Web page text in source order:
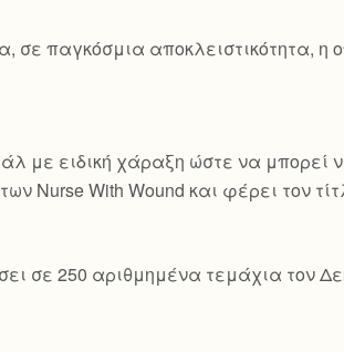
σε παγκόσμια αποκλειστικότητα,
με ειδική χάραξη ώστε να
Nurse With Wound και φέρει τον
σε 250 αριθμημένα τεμάχια τον